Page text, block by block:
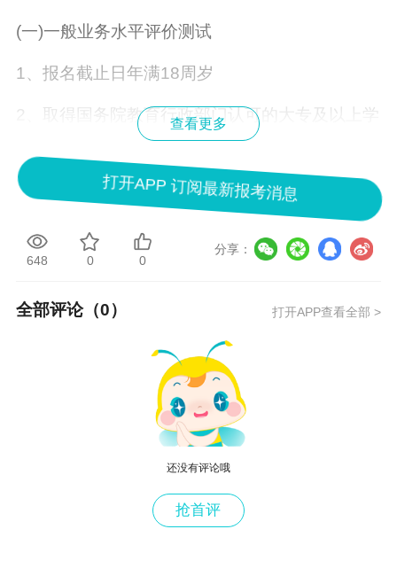
(一)一般业务水平评价测试
1、报名截止日年满18周岁
2、取得国务院教育行政部门认可的大专及以上学
六个月以上工作经历;
3、具有完全民事行为能力。
一般业务水平评价测试达到基本要求且在有效期
内的,或符合《证券公司董事、监事、高级管理人
员及从业人员管理规则》第十条规定的相关人员,
可报名参加专项业务水平评价测试。
北京、天津、石家庄、太原、呼和浩特、沈阳、
长春、哈尔滨、上海、南京、杭州、合肥、福
查看更多
打开APP 订阅最新报考消息
648 0 0
分享：
全部评论（0） 打开APP查看全部 >
还没有评论哦
抢首评